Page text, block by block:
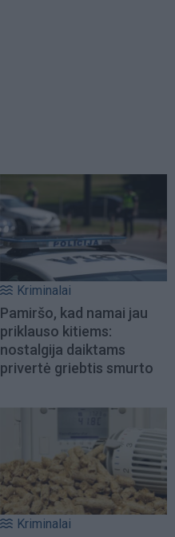
Kriminalai
Pamiršo, kad namai jau
priklauso kitiems:
nostalgija daiktams
privertė griebtis smurto
Kriminalai